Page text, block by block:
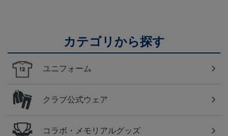
カテゴリから探す
ユニフォーム
クラブ公式ウェア
コラボ・メモリアルグッズ